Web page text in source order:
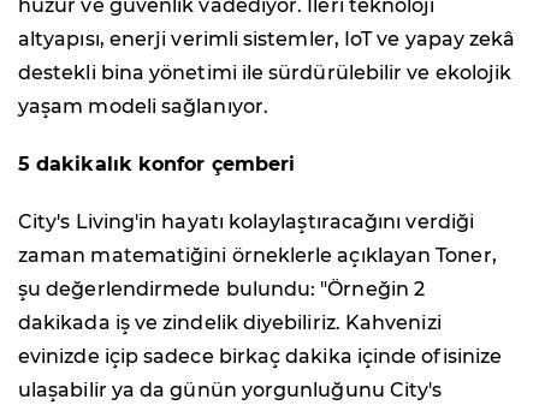
huzur ve güvenlik vadediyor. İleri teknoloji
altyapısı, enerji verimli sistemler, IoT ve yapay zekâ
destekli bina yönetimi ile sürdürülebilir ve ekolojik
yaşam modeli sağlanıyor.
5 dakikalık konfor çemberi
City's Living'in hayatı kolaylaştıracağını verdiği
zaman matematiğini örneklerle açıklayan Toner,
şu değerlendirmede bulundu: "Örneğin 2
dakikada iş ve zindelik diyebiliriz. Kahvenizi
evinizde içip sadece birkaç dakika içinde ofisinize
ulaşabilir ya da günün yorgunluğunu City's